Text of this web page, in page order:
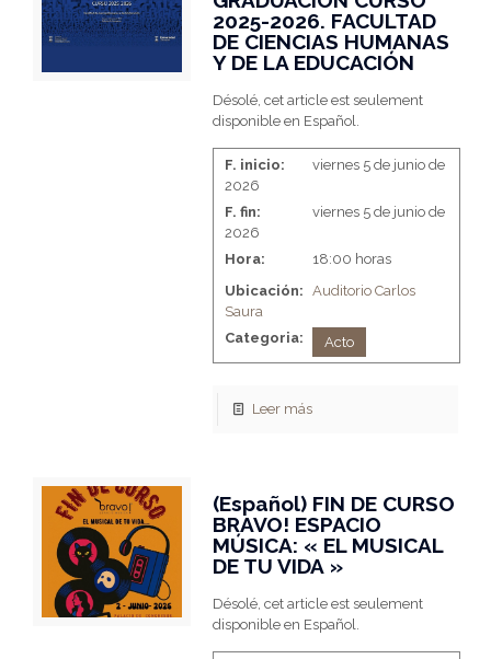
2025-2026. FACULTAD
DE CIENCIAS HUMANAS
Y DE LA EDUCACIÓN
Désolé, cet article est seulement
disponible en Español.
F. inicio:
viernes 5 de junio de
2026
F. fin:
viernes 5 de junio de
2026
Hora:
18:00 horas
Ubicación: Auditorio Carlos
Saura
Categoria:
Acto
Leer más
(Español) FIN DE CURSO
BRAVO! ESPACIO
MÚSICA: « EL MUSICAL
DE TU VIDA »
Désolé, cet article est seulement
disponible en Español.